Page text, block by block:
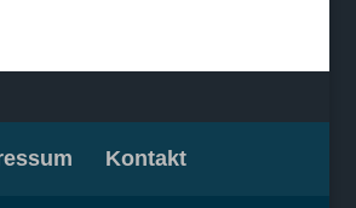
Kontakt